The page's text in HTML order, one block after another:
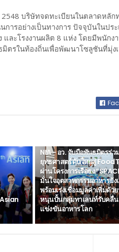
บริษัทจดทะเบียนในตลาดหลักท
นการอย่างเป็นทางการ ปัจจุบันในป
ละโรงงานผลิต 8 แห่ง โดยมีพนักง
ตรในท้องถิ่นเพื่อพัฒนาโซลูชันที่มุ่
NIA - อว. จับมือพันธมิตรร่ว
ยุทธศาสตร์ดันไทยสู่
ผ่านโครงการเรือธง
มั่นใจอุตสาหกรรมอาหารยัง
พร้อมเร่งเชื่อมมูลค่าเพิ่มด้ว
หนุนปั้นกลุ่มทาเลนท์รับคลื่
แข่งขันอาหารโลก